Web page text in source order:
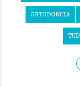
ORTODONCIA